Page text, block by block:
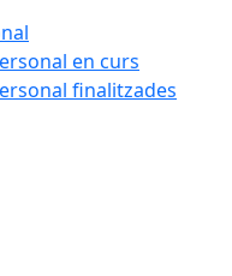
en curs
finalitzades